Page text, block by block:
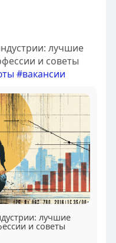
лучшие
и советы
#вакансии
лучшие
и советы